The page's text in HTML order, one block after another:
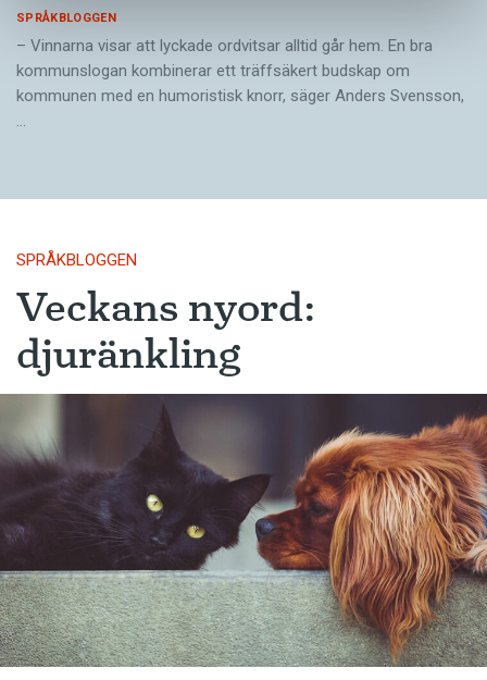
SPRÅKBLOGGEN
– Vinnarna visar att lyckade ordvitsar alltid går hem. En bra
kommunslogan kombinerar ett träffsäkert budskap om
kommunen med en humoristisk knorr, säger Anders Svensson,
…
SPRÅKBLOGGEN
Veckans nyord:
djuränkling